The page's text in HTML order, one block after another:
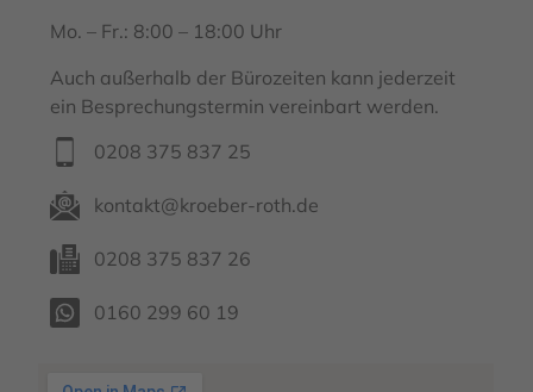
Mo. – Fr.: 8:00 – 18:00 Uhr
Auch außerhalb der Bürozeiten kann jederzeit
ein Besprechungstermin vereinbart werden.
0208 375 837 25
kontakt@kroeber-roth.de
0208 375 837 26
0160 299 60 19